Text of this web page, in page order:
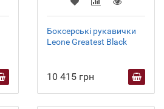
Боксерські рукавички
Leone Greatest Black
10 415 грн